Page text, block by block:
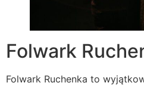
Folwark
Folwark Ruchenka to